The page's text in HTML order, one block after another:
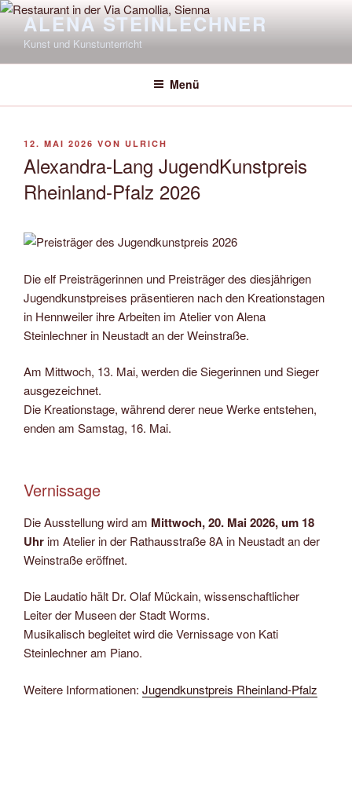
Zum
Inhalt
springen
ALENA STEINLECHNER
Kunst und Kunstunterricht
Menü
VERÖFFENTLICHT
12. MAI 2026 VON ULRICH
Alexandra-Lang JugendKunstpreis
Rheinland-Pfalz 2026
Die elf Preisträgerinnen und Preisträger des diesjährigen
Jugendkunstpreises präsentieren nach den Kreationstagen
in Hennweiler ihre Arbeiten im Atelier von Alena
Steinlechner in Neustadt an der Weinstraße.
Am Mittwoch, 13. Mai, werden die Siegerinnen und Sieger
ausgezeichnet.
Die Kreationstage, während derer neue Werke entstehen,
enden am Samstag, 16. Mai.
Vernissage
Die Ausstellung wird am Mittwoch, 20. Mai 2026, um 18
Uhrim Atelier in der Rathausstraße 8A in Neustadt an der
Weinstraße eröffnet.
Die Laudatio hält Dr. Olaf Mückain, wissenschaftlicher
Leiter der Museen der Stadt Worms.
Musikalisch begleitet wird die Vernissage von Kati
Steinlechner am Piano.
Weitere Informationen: Jugendkunstpreis Rheinland-Pfalz